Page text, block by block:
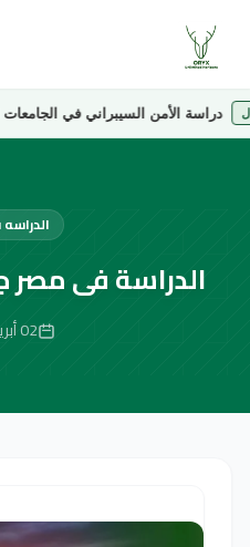
الأمن السيبراني في الجامعات التركية
الدراسة فى
02 أبريل 2026